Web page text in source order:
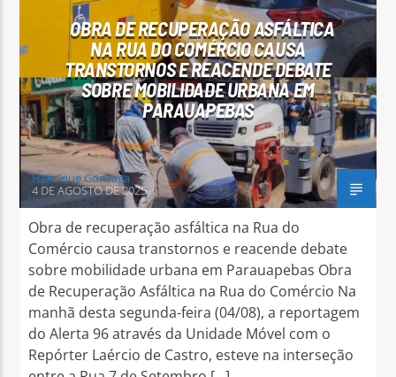
Arara Azul FM
OBRA DE RECUPERAÇÃO ASFÁLTICA
NA RUA DO COMÉRCIO CAUSA
TRANSTORNOS E REACENDE DEBATE
SOBRE MOBILIDADE URBANA EM
PARAUAPEBAS
Henrique Gonzaga
4 DE AGOSTO DE 2025
Obra de recuperação asfáltica na Rua do
Comércio causa transtornos e reacende debate
sobre mobilidade urbana em Parauapebas Obra
de Recuperação Asfáltica na Rua do Comércio Na
manhã desta segunda-feira (04/08), a reportagem
do Alerta 96 através da Unidade Móvel com o
Repórter Laércio de Castro, esteve na interseção